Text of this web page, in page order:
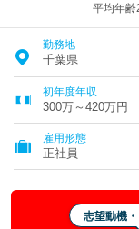
平均年
勤務地
千葉県
初年度年収
300万～420万円
雇用形態
正社員
志望動機